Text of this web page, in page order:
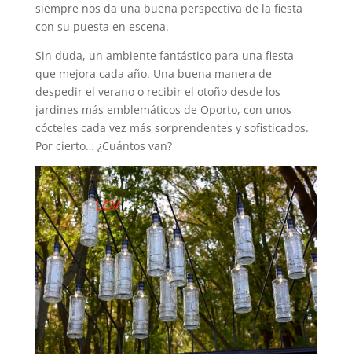
siempre nos da una buena perspectiva de la fiesta
con su puesta en escena.
Sin duda, un ambiente fantástico para una fiesta
que mejora cada año. Una buena manera de
despedir el verano o recibir el otoño desde los
jardines más emblemáticos de Oporto, con unos
cócteles cada vez más sorprendentes y sofisticados.
Por cierto… ¿Cuántos van?